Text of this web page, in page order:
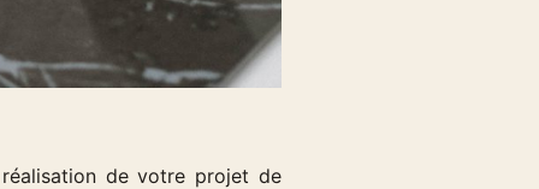
de votre projet de